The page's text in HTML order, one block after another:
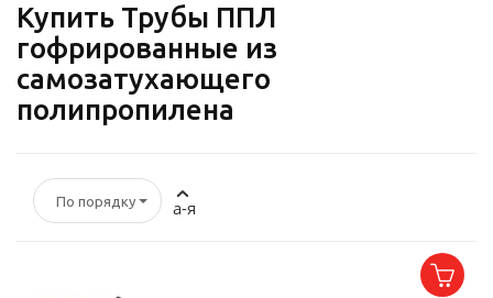
Купить Трубы ППЛ
гофрированные из
самозатухающего
полипропилена
По порядку а-я